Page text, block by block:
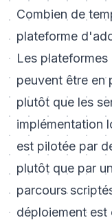
Combien de
plateforme
Les
peuvent être en
plutôt que les
implémentation
est pilotée par
plutôt que par
parcours
déploiement est